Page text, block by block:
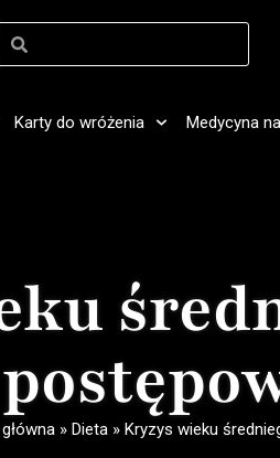
Karty do wróżenia Medycyna
» Dieta » Kryzys wieku